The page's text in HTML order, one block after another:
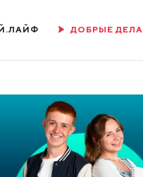
ДОБРЫЕ ДЕЛА